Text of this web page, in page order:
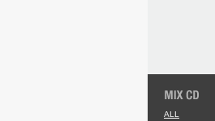
ALL